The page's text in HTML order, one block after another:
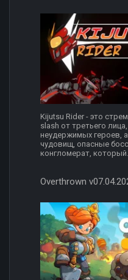
Kijutsu Rider - это
slash от третьего
неудержимых героев,
чудовищ, опасные
конгломерат, который...
Overthrown